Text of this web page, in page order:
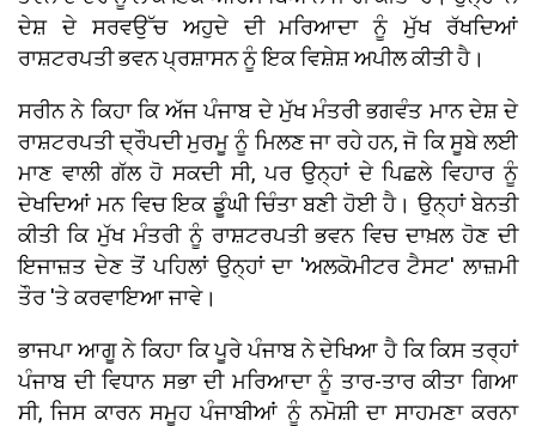
ਦੇਸ਼ ਦੇ ਸਰਵਉੱਚ ਅਹੁਦੇ ਦੀ ਮਰਿਆਦਾ ਨੂੰ ਮੁੱਖ ਰੱਖਦਿਆਂ
ਰਾਸ਼ਟਰਪਤੀ ਭਵਨ ਪ੍ਰਸ਼ਾਸਨ ਨੂੰ ਇਕ ਵਿਸ਼ੇਸ਼ ਅਪੀਲ ਕੀਤੀ ਹੈ।
ਸਰੀਨ ਨੇ ਕਿਹਾ ਕਿ ਅੱਜ ਪੰਜਾਬ ਦੇ ਮੁੱਖ ਮੰਤਰੀ ਭਗਵੰਤ ਮਾਨ ਦੇਸ਼ ਦੇ
ਰਾਸ਼ਟਰਪਤੀ ਦ੍ਰੌਪਦੀ ਮੁਰਮੂ ਨੂੰ ਮਿਲਣ ਜਾ ਰਹੇ ਹਨ, ਜੋ ਕਿ ਸੂਬੇ ਲਈ
ਮਾਣ ਵਾਲੀ ਗੱਲ ਹੋ ਸਕਦੀ ਸੀ, ਪਰ ਉਨ੍ਹਾਂ ਦੇ ਪਿਛਲੇ ਵਿਹਾਰ ਨੂੰ
ਦੇਖਦਿਆਂ ਮਨ ਵਿਚ ਇਕ ਡੂੰਘੀ ਚਿੰਤਾ ਬਣੀ ਹੋਈ ਹੈ। ਉਨ੍ਹਾਂ ਬੇਨਤੀ
ਕੀਤੀ ਕਿ ਮੁੱਖ ਮੰਤਰੀ ਨੂੰ ਰਾਸ਼ਟਰਪਤੀ ਭਵਨ ਵਿਚ ਦਾਖ਼ਲ ਹੋਣ ਦੀ
ਇਜਾਜ਼ਤ ਦੇਣ ਤੋਂ ਪਹਿਲਾਂ ਉਨ੍ਹਾਂ ਦਾ 'ਅਲਕੋਮੀਟਰ ਟੈਸਟ' ਲਾਜ਼ਮੀ
ਤੌਰ 'ਤੇ ਕਰਵਾਇਆ ਜਾਵੇ।
ਭਾਜਪਾ ਆਗੂ ਨੇ ਕਿਹਾ ਕਿ ਪੂਰੇ ਪੰਜਾਬ ਨੇ ਦੇਖਿਆ ਹੈ ਕਿ ਕਿਸ ਤਰ੍ਹਾਂ
ਪੰਜਾਬ ਦੀ ਵਿਧਾਨ ਸਭਾ ਦੀ ਮਰਿਆਦਾ ਨੂੰ ਤਾਰ-ਤਾਰ ਕੀਤਾ ਗਿਆ
ਸੀ, ਜਿਸ ਕਾਰਨ ਸਮੂਹ ਪੰਜਾਬੀਆਂ ਨੂੰ ਨਮੋਸ਼ੀ ਦਾ ਸਾਹਮਣਾ ਕਰਨਾ